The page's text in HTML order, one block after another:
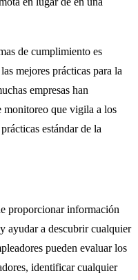
de cumplimiento es
mejores prácticas para la
empresas han
monitoreo que vigila a los
estándar de la
proporcionar información
ayudar a descubrir cualquier
pueden evaluar los
identificar cualquier